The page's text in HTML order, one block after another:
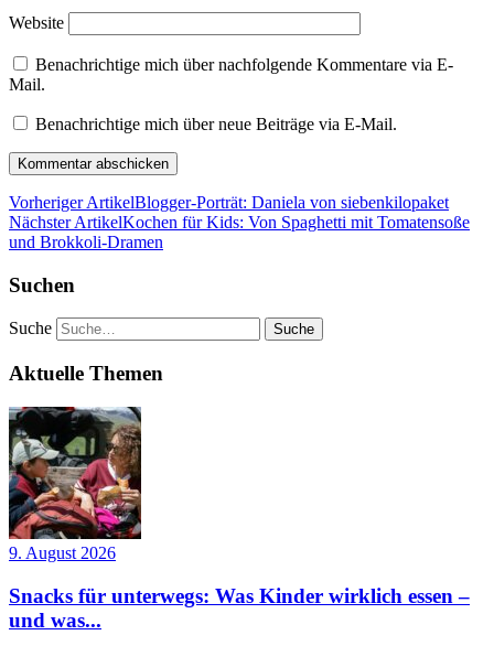
Website
Benachrichtige mich über nachfolgende Kommentare via E-
Mail.
Benachrichtige mich über neue Beiträge via E-Mail.
Vorheriger ArtikelBlogger-Porträt: Daniela von siebenkilopaket
Nächster ArtikelKochen für Kids: Von Spaghetti mit Tomatensoße
und Brokkoli-Dramen
Suchen
Suche
Aktuelle Themen
9. August 2026
Snacks für unterwegs: Was Kinder wirklich essen –
und was...